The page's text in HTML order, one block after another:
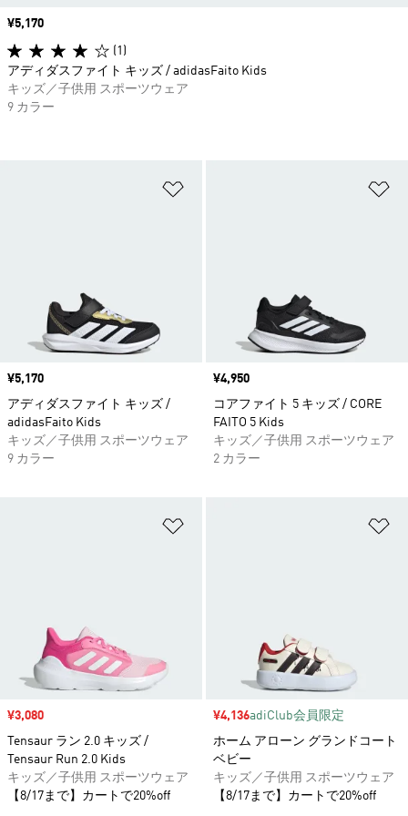
価格
¥5,170
アディダスファイト キッズ /
adidasFaito Kids
キッズ／子供用 スポーツウェア
9 カラー
価格
¥4,950
コアファイト 5 キッズ / CORE
FAITO 5 Kids
キッズ／子供用 スポーツウェア
2 カラー
セール価格
¥3,080
Tensaur ラン 2.0 キッズ /
Tensaur Run 2.0 Kids
キッズ／子供用 スポーツウェア
【8/17まで】カートで20%off
セール価格
¥4,136adiClub会員限定
ホーム アローン グランドコート
ベビー
キッズ／子供用 スポーツウェア
【8/17まで】カートで20%off
価格
¥5,170
(1)
アディダスファイト キッズ / adidasFaito Kids
キッズ／子供用 スポーツウェア
9 カラー